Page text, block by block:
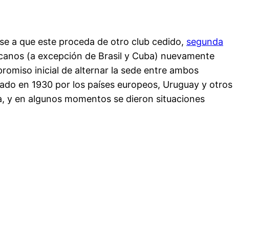
a que este proceda de otro club cedido, segunda
(a excepción de Brasil y Cuba) nuevamente
inicial de alternar la sede entre ambos
en 1930 por los países europeos, Uruguay y otros
y en algunos momentos se dieron situaciones